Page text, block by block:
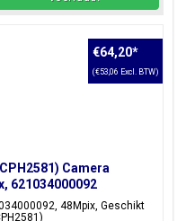
Camera
621034000092
48Mpix, Geschikt
€64,20*
(€53,06 Excl. BTW)